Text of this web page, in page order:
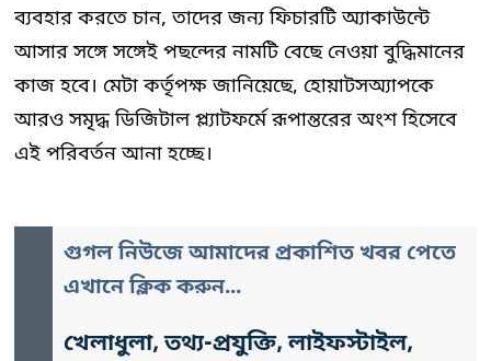
ব্যবহার করতে চান, তাদের জন্য ফিচারটি অ্যাকাউন্টে
আসার সঙ্গে সঙ্গেই পছন্দের নামটি বেছে নেওয়া বুদ্ধিমানের
কাজ হবে। মেটা কর্তৃপক্ষ জানিয়েছে, হোয়াটসঅ্যাপকে
আরও সমৃদ্ধ ডিজিটাল প্ল্যাটফর্মে রূপান্তরের অংশ হিসেবে
এই পরিবর্তন আনা হচ্ছে।
গুগল নিউজে আমাদের প্রকাশিত খবর পেতে
এখানে ক্লিক করুন...
খেলাধুলা, তথ্য-প্রযুক্তি, লাইফস্টাইল,